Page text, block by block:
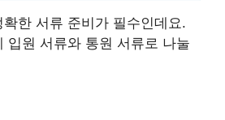
한 서류 준비가 필수인데요.
입원 서류와 통원 서류로 나눌